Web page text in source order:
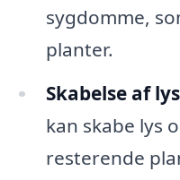
sygdomme,
planter.
Skabelse af
kan skabe lys
resterende